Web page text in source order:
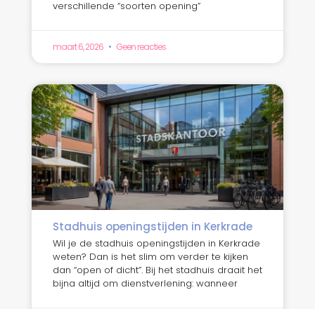
verschillende “soorten opening”
maart 6, 2026 Geen reacties
Stadhuis openingstijden in Kerkrade
Wil je de stadhuis openingstijden in Kerkrade
weten? Dan is het slim om verder te kijken
dan “open of dicht”. Bij het stadhuis draait het
bijna altijd om dienstverlening: wanneer